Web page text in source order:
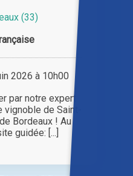
(33)
2026 à 10h00
par notre expert
de Saint-
Bordeaux ! Au
guidée: [...]